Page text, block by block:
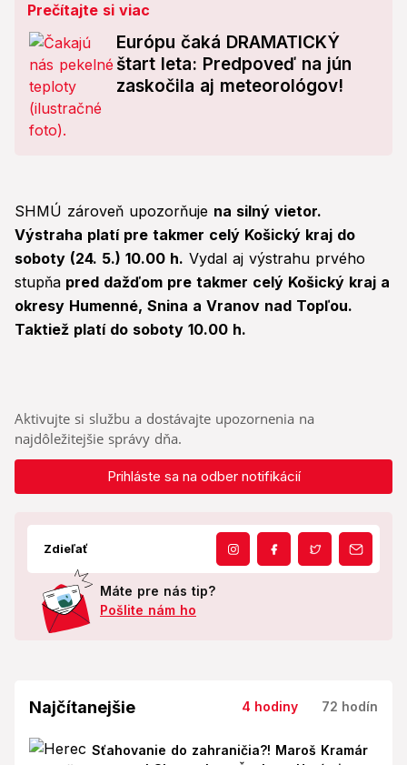
Prečítajte si viac
Európu čaká DRAMATICKÝ
štart leta: Predpoveď na jún
zaskočila aj meteorológov!
SHMÚ zároveň upozorňuje na silný vietor.
Výstraha platí pre takmer celý Košický kraj do
soboty (24. 5.) 10.00 h. Vydal aj výstrahu prvého
stupňa pred dažďom pre takmer celý Košický kraj a
okresy Humenné, Snina a Vranov nad Topľou.
Taktiež platí do soboty 10.00 h.
Aktivujte si službu a dostávajte upozornenia na
najdôležitejšie správy dňa.
Prihláste sa na odber notifikácií
Zdieľať
Máte pre nás tip?
Pošlite nám ho
Najčítanejšie 4 hodiny 72 hodín
Sťahovanie do zahraničia?! Maroš Kramár